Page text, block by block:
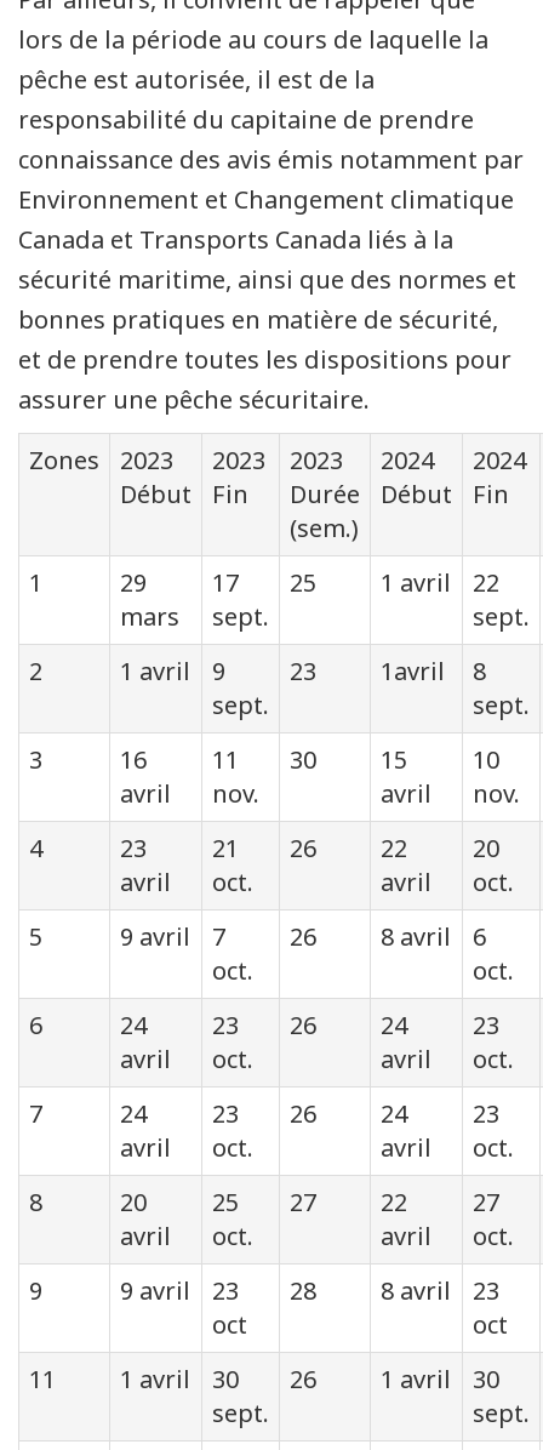
lors de la période au cours de laquelle la
pêche est autorisée, il est de la
responsabilité du capitaine de prendre
connaissance des avis émis notamment par
Environnement et Changement climatique
Canada et Transports Canada liés à la
sécurité maritime, ainsi que des normes et
bonnes pratiques en matière de sécurité,
et de prendre toutes les dispositions pour
assurer une pêche sécuritaire.
Zones
2023
Début
2023
Fin
2023
Durée
(sem.)
2024
Début
2024
Fin
1
29
mars
17
sept.
25 1 avril
22
sept.
2
1 avril
9
sept.
23 1avril
8
sept.
3
16
avril
11
nov.
30
15
avril
10
nov.
4
23
avril
21
oct.
26
22
avril
20
oct.
5
9 avril
7
oct.
26 8 avril
6
oct.
6
24
avril
23
oct.
26
24
avril
23
oct.
7
24
avril
23
oct.
26
24
avril
23
oct.
8
20
avril
25
oct.
27
22
avril
27
oct.
9
9 avril
23
oct
28 8 avril
23
oct
11
1 avril
30
sept.
26 1 avril
30
sept.